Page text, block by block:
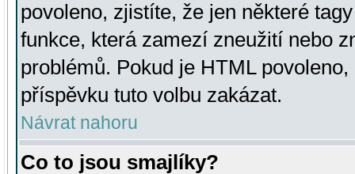
povoleno, zjistíte, že jen některé
funkce, která zamezí zneužití nebo
problémů. Pokud je HTML
příspěvku tuto volbu zakázat.
Návrat nahoru
Co to jsou smajlíky?